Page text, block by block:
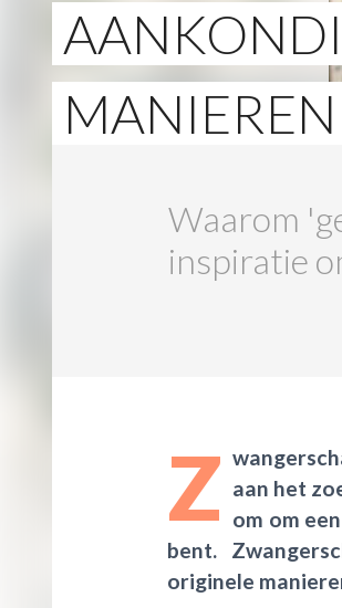
Waarom
inspiratie
Z aan het
om om
bent.
originele